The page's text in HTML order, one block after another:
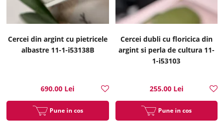
Cercei din argint cu pietricele
albastre 11-1-i53138B
690.00 Lei
Pune in cos
Cercei dubli cu floricica din
argint si perla de cultura 11-
1-i53103
255.00 Lei
Pune in cos